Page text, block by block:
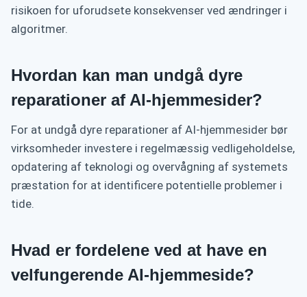
risikoen for uforudsete konsekvenser ved ændringer i
algoritmer.
Hvordan kan man undgå dyre
reparationer af AI-hjemmesider?
For at undgå dyre reparationer af AI-hjemmesider bør
virksomheder investere i regelmæssig vedligeholdelse,
opdatering af teknologi og overvågning af systemets
præstation for at identificere potentielle problemer i
tide.
Hvad er fordelene ved at have en
velfungerende AI-hjemmeside?